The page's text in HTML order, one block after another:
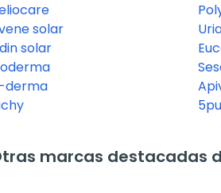
solar
solar
derma
marcas destacadas